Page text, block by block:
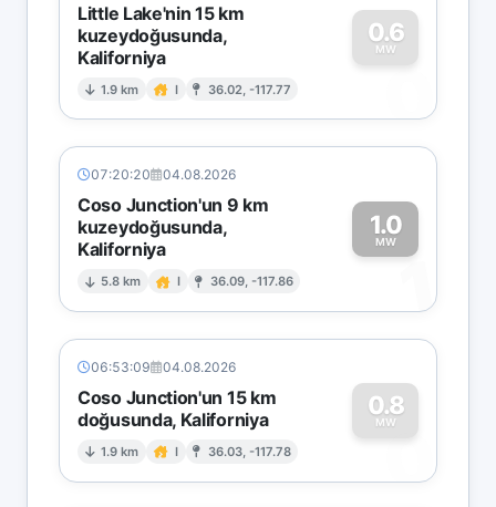
Little Lake'nin 15 km
kuzeydoğusunda,
Kaliforniya
1.9 km I 36.02, -117.77
0.6
MW
0
07:20:20 04.08.2026
Coso Junction'un 9 km
kuzeydoğusunda,
Kaliforniya
5.8 km I 36.09, -117.86
1.0
MW
1
06:53:09 04.08.2026
Coso Junction'un 15 km
doğusunda, Kaliforniya
1.9 km I 36.03, -117.78
0.8
MW
0